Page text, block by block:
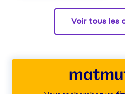
Voir tous les